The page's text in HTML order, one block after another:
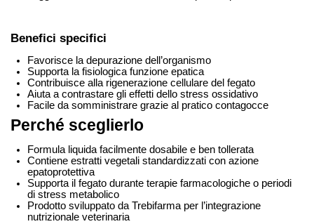
Benefici specifici
Favorisce la depurazione dell’organismo
Supporta la fisiologica funzione epatica
Contribuisce alla rigenerazione cellulare del fegato
Aiuta a contrastare gli effetti dello stress ossidativo
Facile da somministrare grazie al pratico contagocce
Perché sceglierlo
Formula liquida facilmente dosabile e ben tollerata
Contiene estratti vegetali standardizzati con azione
epatoprotettiva
Supporta il fegato durante terapie farmacologiche o periodi
di stress metabolico
Prodotto sviluppato da Trebifarma per l’integrazione
nutrizionale veterinaria